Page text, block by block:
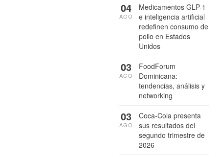
Medicamentos GLP-1
e inteligencia artificial
redefinen consumo de
pollo en Estados
Unidos
04
AGO
FoodForum
Dominicana:
tendencias, análisis y
networking
03
AGO
Coca-Cola presenta
sus resultados del
segundo trimestre de
2026
03
AGO